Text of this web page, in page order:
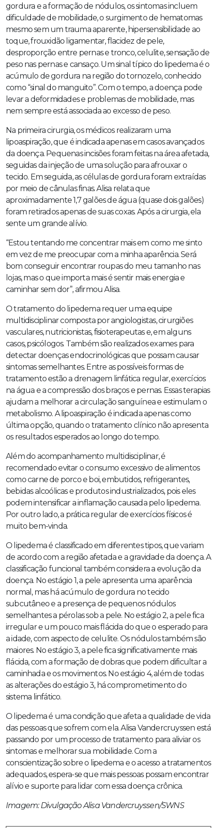
gordura e a formação de nódulos, os sintomas incluem
dificuldade de mobilidade, o surgimento de hematomas
mesmo sem um trauma aparente, hipersensibilidade ao
toque, frouxidão ligamentar, flacidez de pele,
desproporção entre pernas e tronco, celulite, sensação de
peso nas pernas e cansaço. Um sinal típico do lipedema é o
acúmulo de gordura na região do tornozelo, conhecido
como “sinal do manguito”. Com o tempo, a doença pode
levar a deformidades e problemas de mobilidade, mas
nem sempre está associada ao excesso de peso.
Na primeira cirurgia, os médicos realizaram uma
lipoaspiração, que é indicada apenas em casos avançados
da doença. Pequenas incisões foram feitas na área afetada,
seguidas da injeção de uma solução para afrouxar o
tecido. Em seguida, as células de gordura foram extraídas
por meio de cânulas finas. Alisa relata que
aproximadamente 1,7 galões de água (quase dois galões)
foram retirados apenas de suas coxas. Após a cirurgia, ela
sente um grande alívio.
“Estou tentando me concentrar mais em como me sinto
em vez de me preocupar com a minha aparência. Será
bom conseguir encontrar roupas do meu tamanho nas
lojas, mas o que importa mais é sentir mais energia e
caminhar sem dor”, afirmou Alisa.
O tratamento do lipedema requer uma equipe
multidisciplinar composta por angiologistas, cirurgiões
vasculares, nutricionistas, fisioterapeutas e, em alguns
casos, psicólogos. Também são realizados exames para
detectar doenças endocrinológicas que possam causar
sintomas semelhantes. Entre as possíveis formas de
tratamento estão a drenagem linfática regular, exercícios
na água e a compressão dos braços e pernas. Essas terapias
ajudam a melhorar a circulação sanguínea e estimulam o
metabolismo. A lipoaspiração é indicada apenas como
última opção, quando o tratamento clínico não apresenta
os resultados esperados ao longo do tempo.
Além do acompanhamento multidisciplinar, é
recomendado evitar o consumo excessivo de alimentos
como carne de porco e boi, embutidos, refrigerantes,
bebidas alcoólicas e produtos industrializados, pois eles
podem intensificar a inflamação causada pelo lipedema.
Por outro lado, a prática regular de exercícios físicos é
muito bem-vinda.
O lipedema é classificado em diferentes tipos, que variam
de acordo com a região afetada e a gravidade da doença. A
classificação funcional também considera a evolução da
doença. No estágio 1, a pele apresenta uma aparência
normal, mas há acúmulo de gordura no tecido
subcutâneo e a presença de pequenos nódulos
semelhantes a pérolas sob a pele. No estágio 2, a pele fica
irregular e um pouco mais flácida do que o esperado para
a idade, com aspecto de celulite. Os nódulos também são
maiores. No estágio 3, a pele fica significativamente mais
flácida, com a formação de dobras que podem dificultar a
caminhada e os movimentos. No estágio 4, além de todas
as alterações do estágio 3, há comprometimento do
sistema linfático.
O lipedema é uma condição que afeta a qualidade de vida
das pessoas que sofrem com ela. Alisa Vandercruyssen está
passando por um processo de tratamento para aliviar os
sintomas e melhorar sua mobilidade. Com a
conscientização sobre o lipedema e o acesso a tratamentos
adequados, espera-se que mais pessoas possam encontrar
alívio e suporte para lidar com essa doença crônica.
Imagem: Divulgação Alisa Vandercruyssen/SWNS